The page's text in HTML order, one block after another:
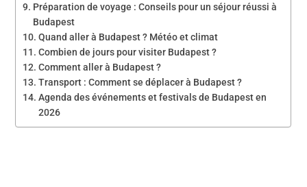
Préparation de voyage : Conseils pour un séjour réussi à
Budapest
Quand aller à Budapest ? Météo et climat
Combien de jours pour visiter Budapest ?
Comment aller à Budapest ?
Transport : Comment se déplacer à Budapest ?
Agenda des événements et festivals de Budapest en
2026